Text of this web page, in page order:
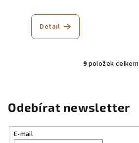
hodnocení
produktu
Detail
O
á
d
a
9 položek celkem
Odebírat newsletter
E-mail